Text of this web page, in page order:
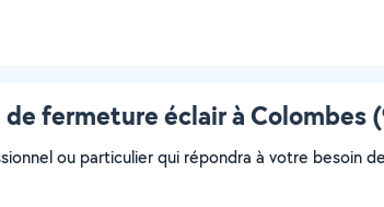
fermeture éclair à Colombes
ou particulier qui répondra à votre